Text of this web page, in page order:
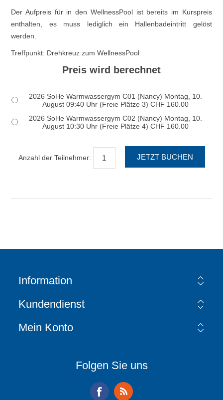
Der Aufpreis für in den WellnessPool ist bereits im Kurspreis
enthalten, es muss lediglich ein Hallenbadeintritt gelöst
werden.
Treffpunkt: Drehkreuz zum WellnessPool
Preis wird berechnet
2026 SoHe Warmwassergym C01 (Nancy) Montag, 10.
August 09:40 Uhr (Freie Plätze 3) CHF 160.00
2026 SoHe Warmwassergym C02 (Nancy) Montag, 10.
August 10:30 Uhr (Freie Plätze 4) CHF 160.00
Anzahl der Teilnehmer:
Information
Kundendienst
Mein Konto
Folgen Sie uns